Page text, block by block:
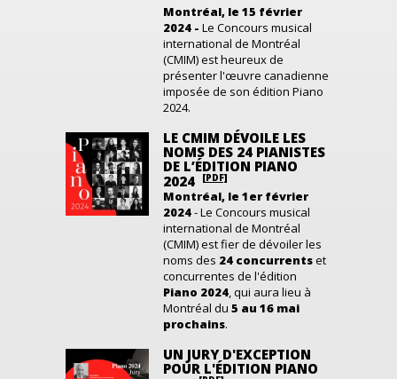
Montréal, le 15 février
2024 - Le Concours musical
international de Montréal
(CMIM)est heureuxde
présenter l'œuvre canadienne
imposée de son édition Piano
2024.
LE CMIM DÉVOILE LES
NOMS DES 24 PIANISTES
DE L’ÉDITION PIANO
2024
[PDF]
Montréal, le 1er février
2024- Le Concours musical
international de Montréal
(CMIM) est fier de dévoiler les
noms des 24 concurrentset
concurrentes de l'édition
Piano 2024,qui aura lieu à
Montréal du 5 au 16 mai
prochains.
UN JURY D'EXCEPTION
POUR L'ÉDITION PIANO